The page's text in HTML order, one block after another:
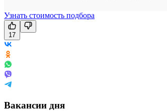
Узнать стоимость подбора
17
Вакансии дня